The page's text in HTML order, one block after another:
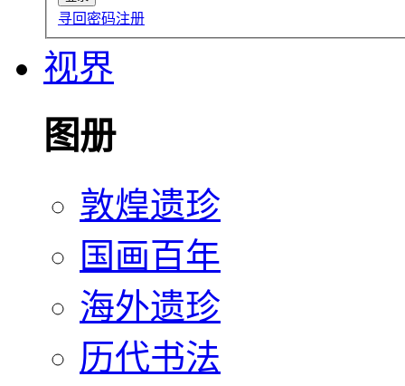
寻回密码注册
视界
图册
敦煌遗珍
国画百年
海外遗珍
历代书法